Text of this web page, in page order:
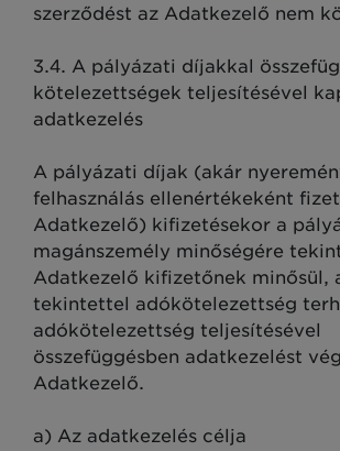
szerződést az Adatkezelő nem
3.4. A pályázati díjakkal
kötelezettségek teljesítésével
adatkezelés
A pályázati díjak (akár
felhasználás ellenértékeként
Adatkezelő) kifizetésekor a
magánszemély minőségére
Adatkezelő kifizetőnek minősül,
tekintettel adókötelezettség
adókötelezettség teljesítésével
összefüggésben adatkezelést
Adatkezelő.
a) Az adatkezelés célja